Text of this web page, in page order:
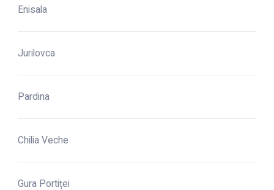
Enisala
Jurilovca
Pardina
Chilia Veche
Gura Portiței